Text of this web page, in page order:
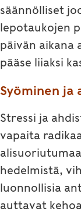
säännölliset
lepotaukojen
päivän aikana
pääse liiaksi
Syöminen ja
Stressi ja
vapaita
hedelmistä,
luonnollisia
auttavat